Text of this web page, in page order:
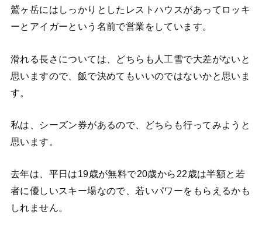
鷲ヶ岳にはしっかりとしたレストハウスがあってロッキ
ーとアイガーという名前で営業をしています。
滑れる長さについては、どちらも人工雪で大差がないと
思いますので、飯で決めてもいいのではないかと思いま
す。
私は、シーズン券があるので、どちらも行ってみようと
思います。
去年は、平日は19歳が無料で20歳から22歳は半額と若
者に優しいスキー場なので、若いパワーをもらえるかも
しれません。